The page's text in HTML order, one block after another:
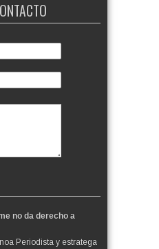
no da derecho a
Periodista y estratega